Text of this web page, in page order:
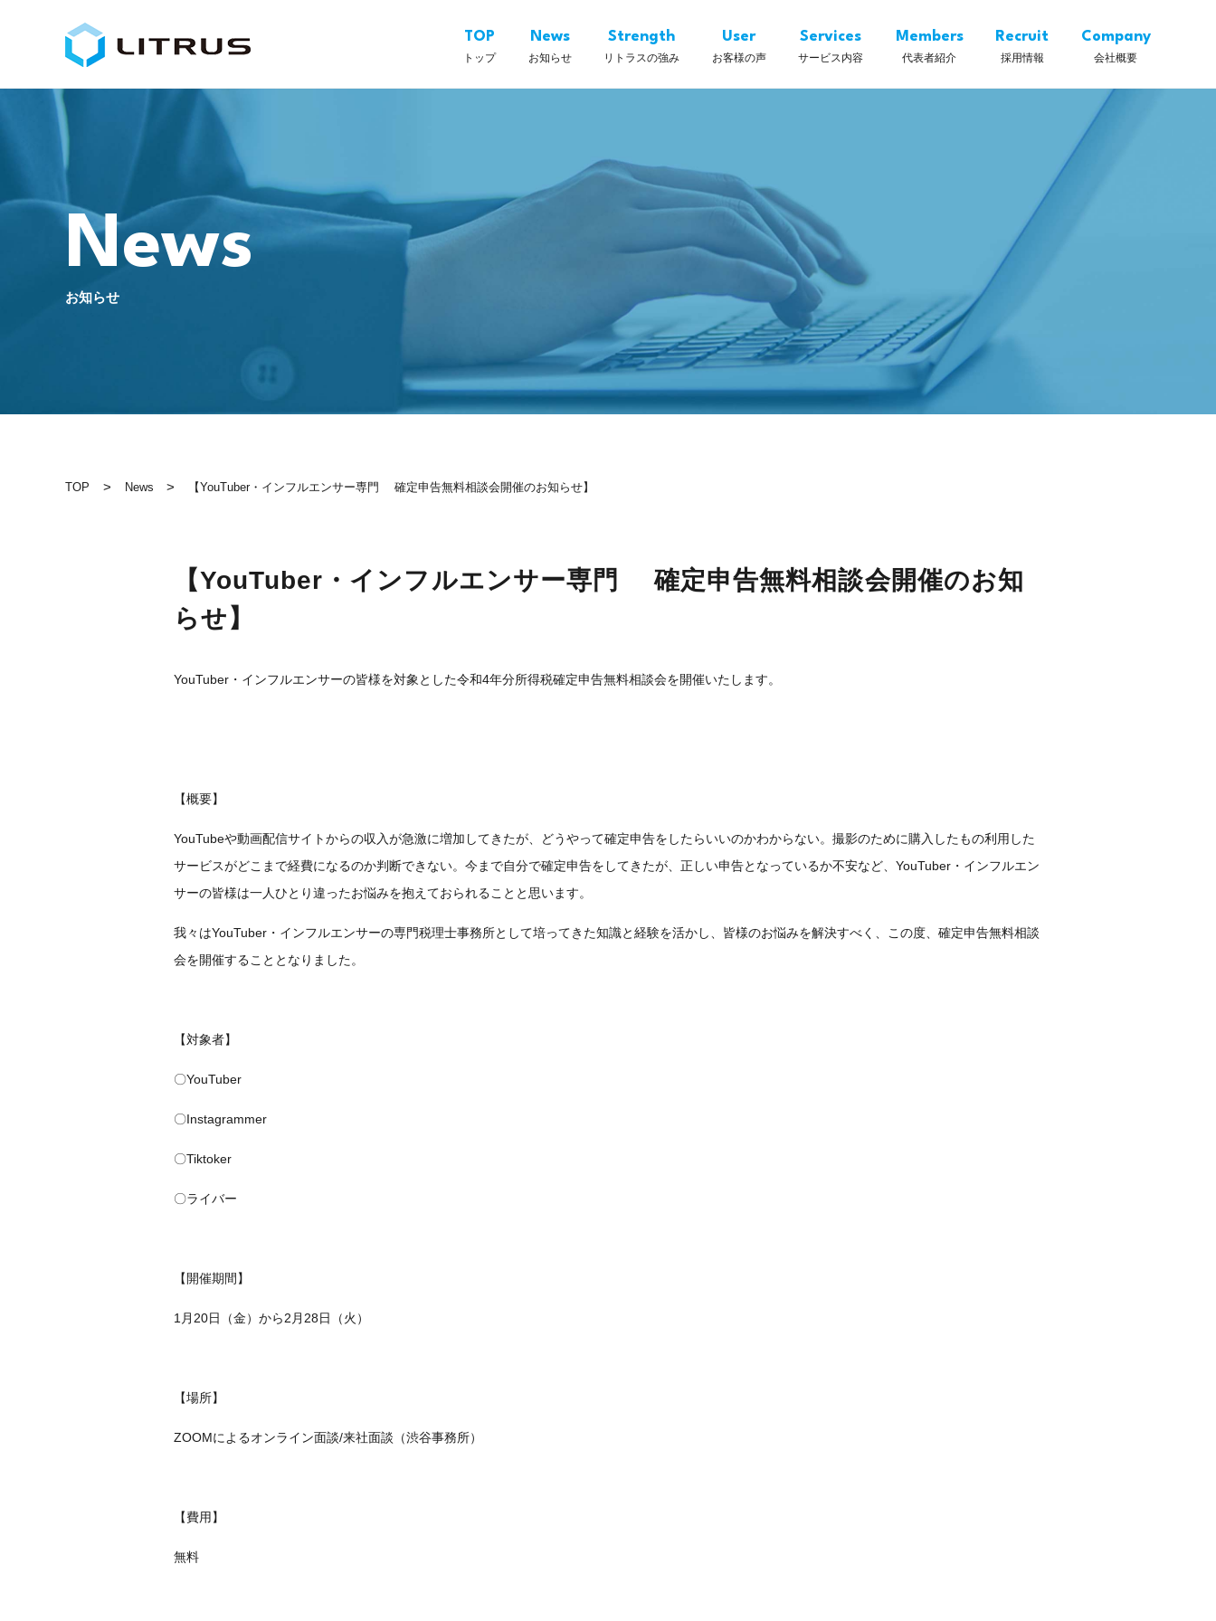
TOP
トップ
News
お知らせ
Strength
リトラスの強み
User
お客様の声
Services
サービス内容
Members
代表者紹介
Recruit
採用情報
Company
会社概要
News
お知らせ
TOP > News > 【YouTuber・インフルエンサー専門 確定申告無料相談会開催のお知らせ】
【YouTuber・インフルエンサー専門 確定申告無料相談会開催のお知
らせ】
YouTuber・インフルエンサーの皆様を対象とした令和4年分所得税確定申告無料相談会を開催いたします。
【概要】
YouTubeや動画配信サイトからの収入が急激に増加してきたが、どうやって確定申告をしたらいいのかわからない。撮影のために購入したもの利用した
サービスがどこまで経費になるのか判断できない。今まで自分で確定申告をしてきたが、正しい申告となっているか不安など、YouTuber・インフルエン
サーの皆様は一人ひとり違ったお悩みを抱えておられることと思います。
我々はYouTuber・インフルエンサーの専門税理士事務所として培ってきた知識と経験を活かし、皆様のお悩みを解決すべく、この度、確定申告無料相談
会を開催することとなりました。
【対象者】
〇YouTuber
〇Instagrammer
〇Tiktoker
〇ライバー
【開催期間】
1月20日（金）から2月28日（火）
【場所】
ZOOMによるオンライン面談/来社面談（渋谷事務所）
【費用】
無料